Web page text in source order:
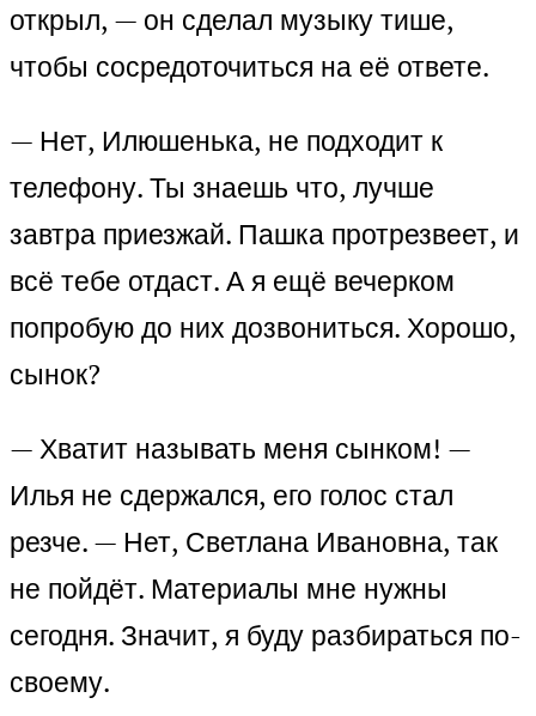
открыл, — он сделал музыку тише,
чтобы сосредоточиться на её ответе.
— Нет, Илюшенька, не подходит к
телефону. Ты знаешь что, лучше
завтра приезжай. Пашка протрезвеет, и
всё тебе отдаст. А я ещё вечерком
попробую до них дозвониться. Хорошо,
сынок?
— Хватит называть меня сынком! —
Илья не сдержался, его голос стал
резче. — Нет, Светлана Ивановна, так
не пойдёт. Материалы мне нужны
сегодня. Значит, я буду разбираться по-
своему.